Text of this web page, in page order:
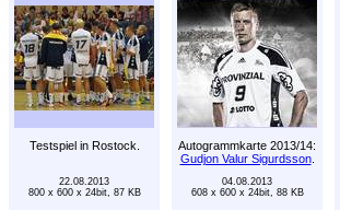
Testspiel in Rostock.
Autogrammkarte 2013/14:
Gudjon Valur Sigurdsson.
22.08.2013
800 x 600 x 24bit, 87 KB
04.08.2013
608 x 600 x 24bit, 88 KB